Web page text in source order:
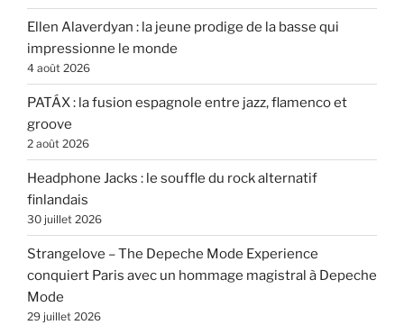
Ellen Alaverdyan : la jeune prodige de la basse qui
impressionne le monde
4 août 2026
PATÁX : la fusion espagnole entre jazz, flamenco et
groove
2 août 2026
Headphone Jacks : le souffle du rock alternatif
finlandais
30 juillet 2026
Strangelove – The Depeche Mode Experience
conquiert Paris avec un hommage magistral à Depeche
Mode
29 juillet 2026